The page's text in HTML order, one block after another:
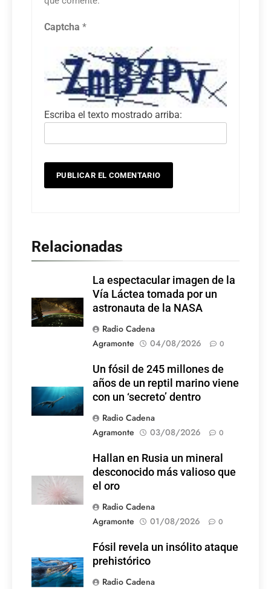
Captcha *
Escriba el texto mostrado arriba:
Relacionadas
La espectacular imagen de la
Vía Láctea tomada por un
astronauta de la NASA
Radio Cadena
Agramonte
04/08/2026 0
Un fósil de 245 millones de
años de un reptil marino viene
con un ‘secreto’ dentro
Radio Cadena
Agramonte
03/08/2026 0
Hallan en Rusia un mineral
desconocido más valioso que
el oro
Radio Cadena
Agramonte
01/08/2026 0
Fósil revela un insólito ataque
prehistórico
Radio Cadena